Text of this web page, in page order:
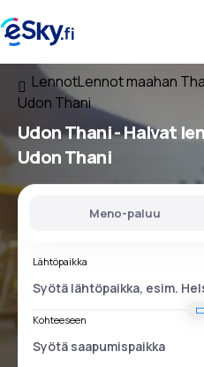
LennotLennot maahan
Udon Thani
Udon Thani - Halvat
Udon Thani
Meno-paluu
Lähtöpaikka
Kohteeseen